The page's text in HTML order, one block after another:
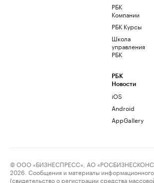
РБК
Компании
РБК Курсы
Школа
управления
РБК
РБК
Новости
iOS
Android
AppGallery
© ООО «БИЗНЕСПРЕСС», АО
2026. Сообщения и материалы информационного
(свидетельство о регистрации средства